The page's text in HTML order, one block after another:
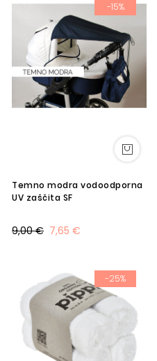
-15%
Temno modra vodoodporna
UV zaščita SF
7,65 €
9,00 €
-25%